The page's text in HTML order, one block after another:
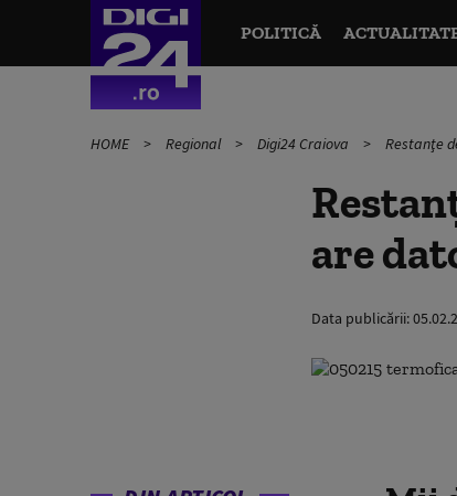
POLITICĂ
HOME Regional Digi24 Craiova Restanţe
are
Data publicării: